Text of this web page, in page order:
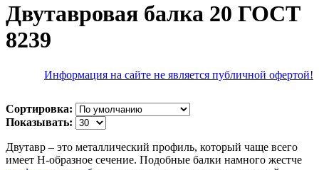
Двутавровая балка 20 ГОСТ
8239
Информация на сайте не является публичной офертой!
Сортировка:
Показывать:
Двутавр – это металлический профиль, который чаще всего
имеет Н-образное сечение. Подобные балки намного жестче